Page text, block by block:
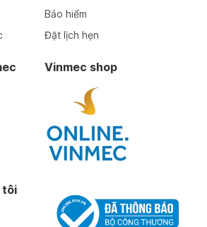
Bảo hiểm
Đặt lịch hẹn
Vinmec shop
tôi